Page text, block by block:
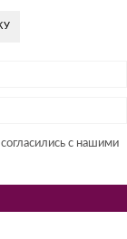
с нашими